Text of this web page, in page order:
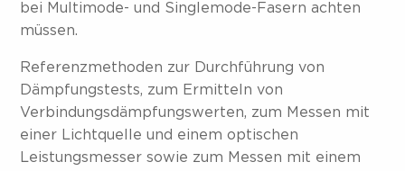
bei Multimode- und Singlemode-Fasern achten
müssen.
Referenzmethoden zur Durchführung von
Dämpfungstests, zum Ermitteln von
Verbindungsdämpfungswerten, zum Messen mit
einer Lichtquelle und einem optischen
Leistungsmesser sowie zum Messen mit einem